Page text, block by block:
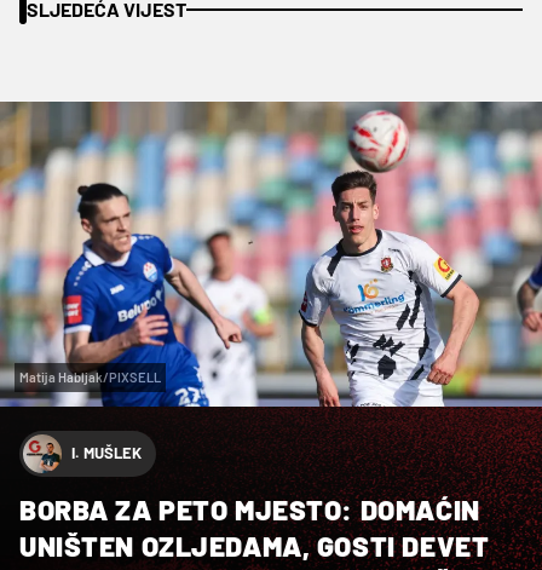
SLJEDEĆA VIJEST
Matija Habljak/PIXSELL
I. MUŠLEK
BORBA ZA PETO MJESTO: DOMAĆIN
UNIŠTEN OZLJEDAMA, GOSTI DEVET